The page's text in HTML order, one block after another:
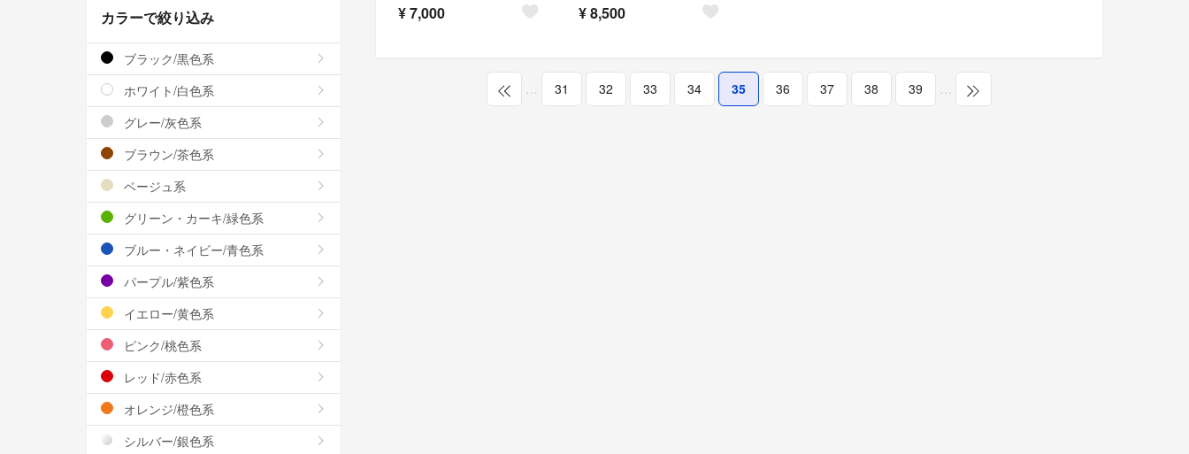
¥7,000 ¥8,500
… 31 32 33 34 35 36 37 38 39 …
カラーで絞り込み
ブラック/黒色系
ホワイト/白色系
グレー/灰色系
ブラウン/茶色系
ベージュ系
グリーン・カーキ/緑色系
ブルー・ネイビー/青色系
パープル/紫色系
イエロー/黄色系
ピンク/桃色系
レッド/赤色系
オレンジ/橙色系
シルバー/銀色系